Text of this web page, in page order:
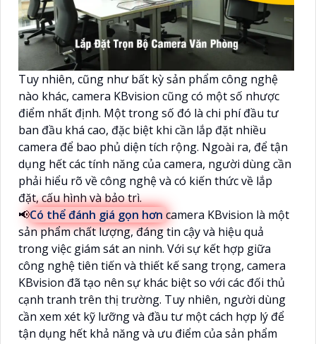
Tuy nhiên, cũng như bất kỳ sản phẩm công nghệ
nào khác, camera KBvision cũng có một số nhược
điểm nhất định. Một trong số đó là chi phí đầu tư
ban đầu khá cao, đặc biệt khi cần lắp đặt nhiều
camera để bao phủ diện tích rộng. Ngoài ra, để tận
dụng hết các tính năng của camera, người dùng cần
phải hiểu rõ về công nghệ và có kiến thức về lắp
đặt, cấu hình và bảo trì.
📢Có thể đánh giá gọn hơn camera KBvision là một
sản phẩm chất lượng, đáng tin cậy và hiệu quả
trong việc giám sát an ninh. Với sự kết hợp giữa
công nghệ tiên tiến và thiết kế sang trọng, camera
KBvision đã tạo nên sự khác biệt so với các đối thủ
cạnh tranh trên thị trường. Tuy nhiên, người dùng
cần xem xét kỹ lưỡng và đầu tư một cách hợp lý để
tận dụng hết khả năng và ưu điểm của sản phẩm